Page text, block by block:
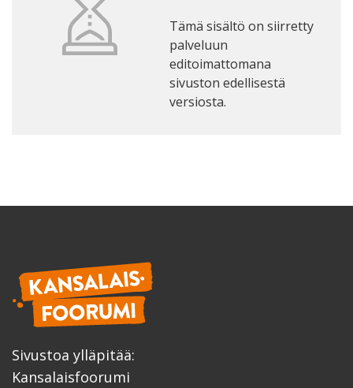
Tämä sisältö on siirretty
palveluun
editoimattomana
sivuston edellisestä
versiosta.
Sivustoa ylläpitää:
Kansalaisfoorumi